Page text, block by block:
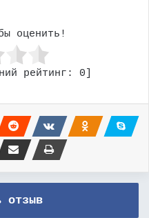
оценить!
рейтинг: 0
отзыв